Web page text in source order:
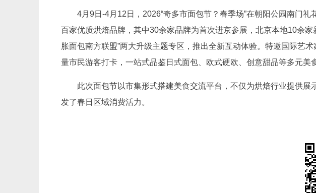
4月9日-4月12日，2026“奇多市面包节？春季场”在朝阳公园南门
百家优质烘焙品牌，其中30余家品牌为首次进京参展，北京本地10余
胀面包南方联盟”两大升级主题专区，推出全新互动体验。特邀国际艺
量市民游客打卡，一站式品鉴日式面包、欧式硬欧、创意甜品等多元美
此次面包节以市集形式搭建美食交流平台，不仅为烘焙行业提供
发了春日区域消费活力。